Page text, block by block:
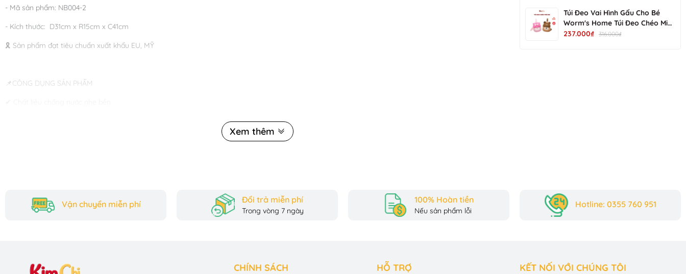
- Mã sản phẩm: NB004-2
- Kích thước: D31cm x R15cm x C41cm
🎗️ Sản phẩm đạt tiêu chuẩn xuất khẩu EU, MỸ
📌CÔNG DỤNG SẢN PHẨM
Đệm vai dày giúp học sinh mang lâu không bị mỏi.
✔ Dung tích lớn – đựng được nhiều sách vở
Xem thêm
S00502
Túi Đeo Vai Hình Gấu Cho Bé
Worm's Home Túi Đeo Chéo Mini
Dễ Thương, Gọn Nhẹ, Tiện Mang
237.000₫ 316.000₫
Vận chuyển miễn phí Đổi trả miễn phí
Trong vòng 7 ngày
100% Hoàn tiền
Nếu sản phẩm lỗi
Hotline: 0355 760 951
CHÍNH SÁCH HỖ TRỢ KẾT NỐI VỚI CHÚNG TÔI